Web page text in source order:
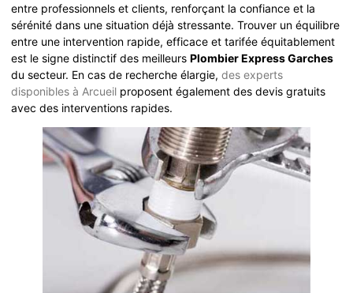
entre professionnels et clients, renforçant la confiance et la
sérénité dans une situation déjà stressante. Trouver un équilibre
entre une intervention rapide, efficace et tarifée équitablement
est le signe distinctif des meilleurs Plombier Express Garches
du secteur. En cas de recherche élargie, des experts
disponibles à Arcueil proposent également des devis gratuits
avec des interventions rapides.